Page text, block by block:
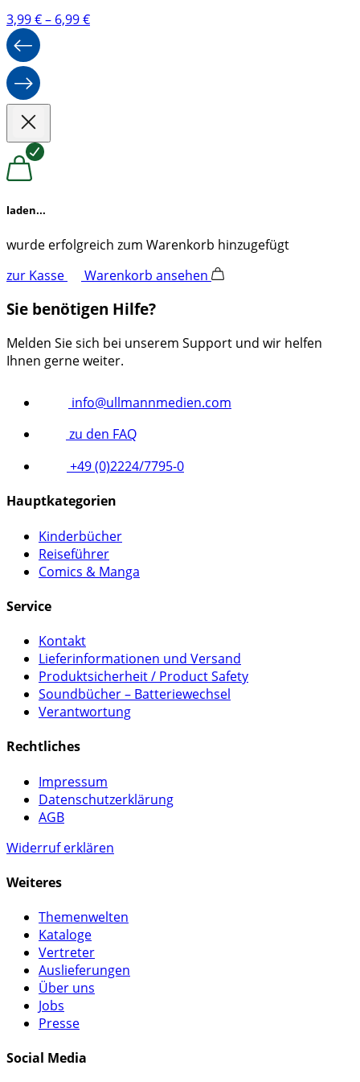
3,99€– 6,99€Preisspanne:
laden...
wurde erfolgreich zum Warenkorb hinzugefügt
zur Kasse
Warenkorb ansehen
Sie benötigen Hilfe?
Melden Sie sich bei unserem Support und wir helfen
Ihnen gerne weiter.
info@ullmannmedien.com
zu den FAQ
+49 (0)2224/7795-0
Hauptkategorien
Kinderbücher
Reiseführer
Comics & Manga
Service
Kontakt
Lieferinformationen und Versand
Produktsicherheit / Product Safety
Soundbücher – Batteriewechsel
Verantwortung
Rechtliches
Impressum
Datenschutzerklärung
AGB
Widerruf erklären
Weiteres
Themenwelten
Kataloge
Vertreter
Auslieferungen
Über uns
Jobs
Presse
Social Media